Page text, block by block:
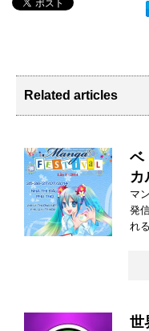
Related articles
ベ
カ
マ
発
れ
世